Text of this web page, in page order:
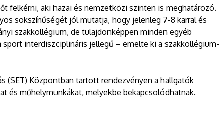
felkérni, aki hazai és nemzetközi szinten is meghatározó.
sokszínűségét jól mutatja, hogy jelenleg 7-8 karral és
szakkollégium, de tulajdonképpen minden egyéb
interdiszciplináris jellegű – emelte ki a szakkollégium-
(SET) Központban tartott rendezvényen a hallgatók
és műhelymunkákat, melyekbe bekapcsolódhatnak.